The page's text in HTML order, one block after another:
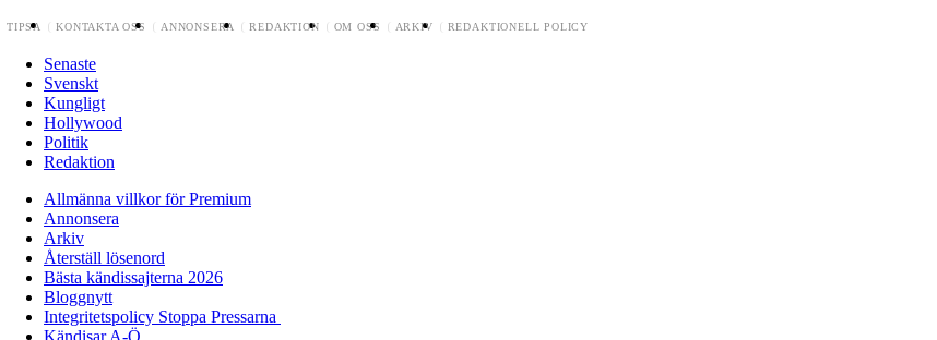
TIPSA KONTAKTA OSS ANNONSERA REDAKTION OM OSS ARKIV REDAKTIONELL POLICY
Senaste
Svenskt
Kungligt
Hollywood
Politik
Redaktion
Allmänna villkor för Premium
Annonsera
Arkiv
Återställ lösenord
Bästa kändissajterna 2026
Bloggnytt
Integritetspolicy Stoppa Pressarna
Kändisar A-Ö